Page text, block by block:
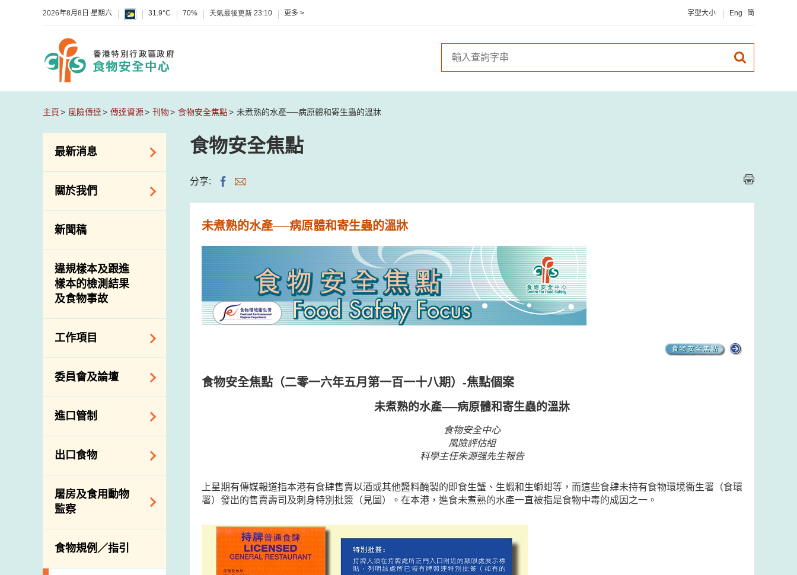
2026年8月8日 星期六 31.9°C 70% 天氣最後更新 23:10 更多 > 字型大小 Eng 简
主頁 風險傳達 傳達資源 刊物 食物安全焦點 未煮熟的水產──病原體和寄生蟲的溫牀
最新消息
食物警報 / 致敏物
警報
活動
關於我們
組織結構
介紹短片
新聞稿
違規樣本及跟進
樣本的檢測結果
及食物事故
工作項目
降低膳食中的鈉和
糖
食物安全重點控制
系統
基因改造食物
資料
食物安全之風險評
估
食物事故應變及管
理
委員會及論壇
食物安全專家委員
會
消費者聯繫小組
進口管制
食物進口商和食物
分銷商登記制度
絡內地有關當局
進口食物管制
口檢驗
出口食物
出口驗證
出口食物往內地
出口商及業界的消
息
屠房及食用動物
監察
規管農業化學物及
獸醫藥物在食用動
物上的使用
食物規例／指引
食物安全焦點
分享:
未煮熟的水產──病原體和寄生蟲的溫牀
食物安全焦點（二零一六年五月第一百一十八期）-焦點個案
未煮熟的水產──病原體和寄生蟲的溫牀
食物安全中心
風險評估組
科學主任朱源强先生報告
上星期有傳媒報道指本港有食肆售賣以酒或其他醬料醃製的即食生蟹、生蝦和生螄蚶等，而這些食肆未持有食物環境衞生署（食環
署）發出的售賣壽司及刺身特別批簽（見圖）。在本港，進食未煮熟的水產一直被指是食物中毒的成因之一。